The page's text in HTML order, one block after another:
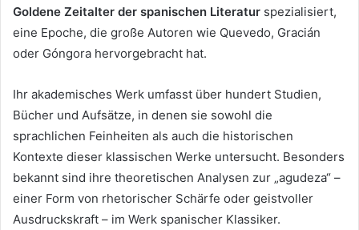
Goldene Zeitalter der spanischen Literatur spezialisiert,
eine Epoche, die große Autoren wie Quevedo, Gracián
oder Góngora hervorgebracht hat.
Ihr akademisches Werk umfasst über hundert Studien,
Bücher und Aufsätze, in denen sie sowohl die
sprachlichen Feinheiten als auch die historischen
Kontexte dieser klassischen Werke untersucht. Besonders
bekannt sind ihre theoretischen Analysen zur „agudeza“ –
einer Form von rhetorischer Schärfe oder geistvoller
Ausdruckskraft – im Werk spanischer Klassiker.